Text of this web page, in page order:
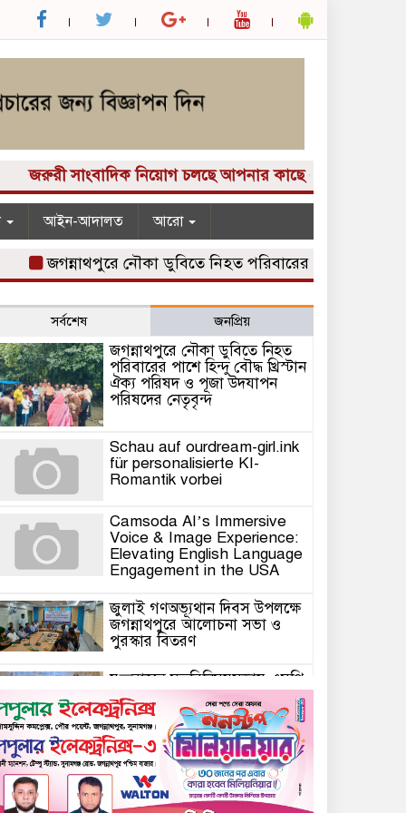
জরুরী সাংবাদিক নিয়োগ চলছে আপনার কাছে একটি দুর্দান্ত সুযোগ!
আইন-আদালত আরো
জগন্নাথপুরে নৌকা ডুবিতে নিহত পরিবারের পাশে হিন্দু বৌদ্ধ
সর্বশেষ জনপ্রিয়
জগন্নাথপুরে নৌকা ডুবিতে নিহত
পরিবারের পাশে হিন্দু বৌদ্ধ খ্রিস্টান
ঐক্য পরিষদ ও পূজা উদযাপন
পরিষদের নেতৃবৃন্দ
Schau auf ourdream-girl.ink
für personalisierte KI-
Romantik vorbei
Camsoda AI’s Immersive
Voice & Image Experience:
Elevating English Language
Engagement in the USA
জুলাই গণঅভ্যূথান দিবস উপলক্ষে
জগন্নাথপুরে আলোচনা সভা ও
পুরস্কার বিতরণ
যুক্তরাজ্যে মতবিনিময়সভায় এমপি
কয়ছর এম আহমেদ: জগন্নাথপুর-
শান্তিগঞ্জ আর কখনো অবহেলিত
থাকবে না
Come l’AI in Conversazione
Golove Mantiene Risposte
Naturali e Rapide